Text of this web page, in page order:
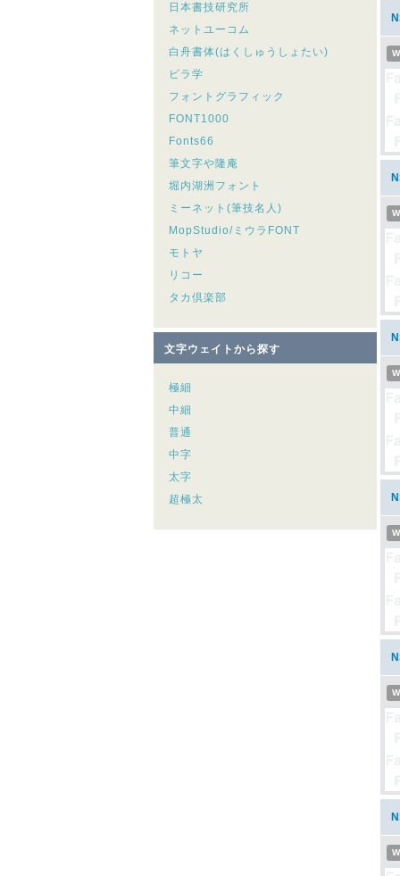
日本書技研究所
ネットユーコム
白舟書体(はくしゅうしょたい)
ビラ学
フォントグラフィック
FONT1000
Fonts66
筆文字や隆庵
堀内湖洲フォント
ミーネット(筆技名人)
MopStudio/ミウラFONT
モトヤ
リコー
タカ倶楽部
文字ウェイトから探す
極細
中細
普通
中字
太字
超極太